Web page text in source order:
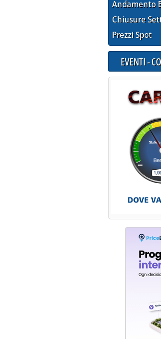
Andamento
Chiusure
Prezzi Spot
EVENTI -